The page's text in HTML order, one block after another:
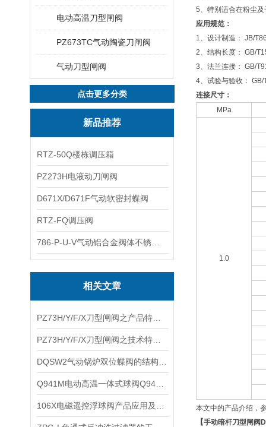
电动高温刀型闸阀
PZ673TC气动陶瓷刀闸阀
气动刀型闸阀
点击更多分类
新品推荐
RTZ-50Q楼栋调压箱
PZ273H电液动刀闸阀
D671X/D671F气动软密封蝶阀
RTZ-FQ调压阀
相关文章
5、特别适合在粉尘
应用规范：
1、设计制造： JB/
2、结构长度： GB/
3、法兰连接： GB/
4、试验与验收：
连接尺寸：
MPa
1.0
本文中的产品介绍，
【手动暗杆刀型闸阀